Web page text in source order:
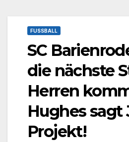
FUSSBALL
SC
die nächste
Herren
Hughes sagt
Projekt!